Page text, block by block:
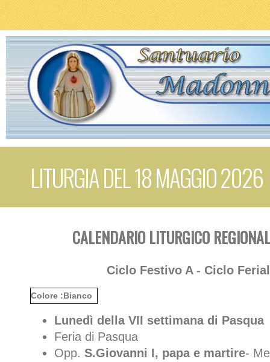
LITURGIA DEL 18 MAGGIO 2026
CALENDARIO LITURGICO
Ciclo Festivo A - Ciclo
Colore :Bianco
Lunedì della VII settimana di Pasqua
Feria di Pasqua
Opp. S.Giovanni I, papa e martire-